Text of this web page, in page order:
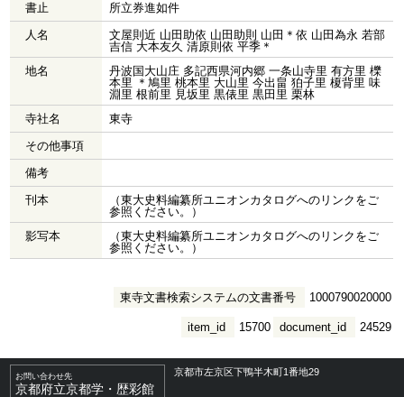
書止
所立券進如件
人名
文屋則近 山田助依 山田助則 山田＊依 山田為永 若部
吉信 大本友久 清原則依 平季＊
地名
丹波国大山庄 多記西県河内郷 一条山寺里 有方里 櫟
本里 ＊鳩里 桃本里 大山里 今出畠 狛子里 榎背里 味
淵里 根前里 見坂里 黒俵里 黒田里 栗林
寺社名
東寺
その他事項
備考
刊本
（東大史料編纂所ユニオンカタログへのリンクをご
参照ください。）
影写本
（東大史料編纂所ユニオンカタログへのリンクをご
参照ください。）
東寺文書検索システムの文書番号 1000790020000
document_id 24529
item_id 15700
お問い合わせ先
京都府立京都学・歴彩館
京都市左京区下鴨半木町1番地29